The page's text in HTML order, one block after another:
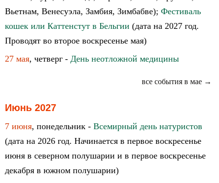
Вьетнам, Венесуэла, Замбия, Зимбабве); Фестиваль
кошек или Каттенстут в Бельгии (дата на 2027 год.
Проводят во второе воскресенье мая)
27 мая, четверг - День неотложной медицины
все события в мае →
Июнь 2027
7 июня, понедельник - Всемирный день натуристов
(дата на 2026 год. Начинается в первое воскресенье
июня в северном полушарии и в первое воскресенье
декабря в южном полушарии)